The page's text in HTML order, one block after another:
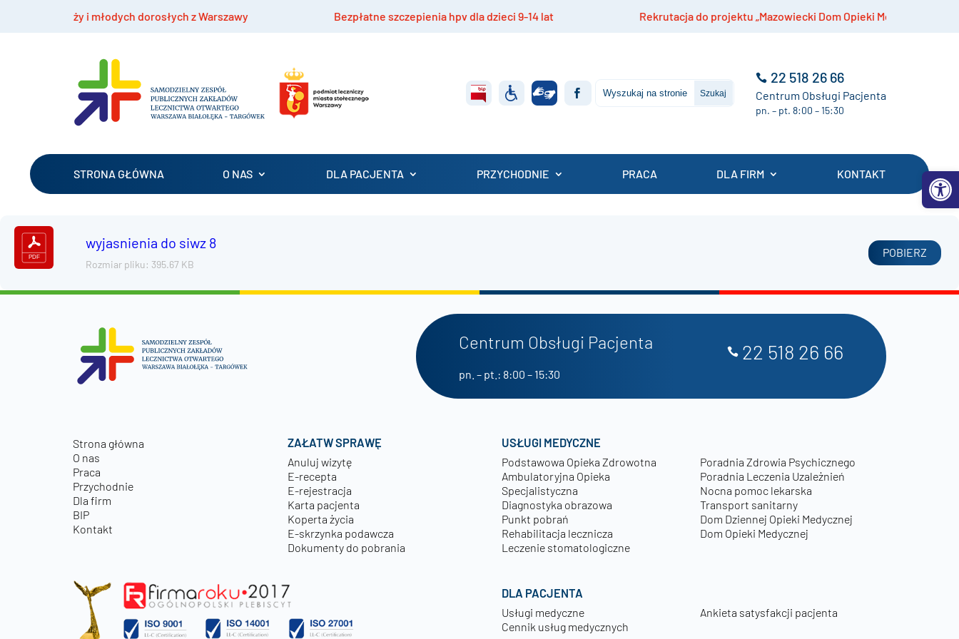
i młodych dorosłych z Warszawy Bezpłatne szczepienia hpv dla dzieci 9-14 lat Rekrutacja do projektu „Mazowiecki Dom Opieki Medycznej”
22 518 26 66
Centrum Obsługi Pacjenta
pn. – pt. 8:00 – 15:30
STRONA GŁÓWNA O NAS DLA PACJENTA PRZYCHODNIE PRACA DLA FIRM KONTAKT
wyjasnienia do siwz 8
Rozmiar pliku: 395.67 KB
POBIERZ
Centrum Obsługi Pacjenta
pn. – pt.: 8:00 – 15:30
22 518 26 66
Strona główna
O nas
Praca
Przychodnie
Dla firm
BIP
Kontakt
ZAŁATW SPRAWĘ
Anuluj wizytę
E-recepta
E-rejestracja
Karta pacjenta
Koperta życia
E-skrzynka podawcza
Dokumenty do pobrania
USŁUGI MEDYCZNE
Podstawowa Opieka Zdrowotna
Ambulatoryjna Opieka
Specjalistyczna
Diagnostyka obrazowa
Punkt pobrań
Rehabilitacja lecznicza
Leczenie stomatologiczne
Poradnia Zdrowia Psychicznego
Poradnia Leczenia Uzależnień
Nocna pomoc lekarska
Transport sanitarny
Dom Dziennej Opieki Medycznej
Dom Opieki Medycznej
DLA PACJENTA
Usługi medyczne
Cennik usług medycznych
Ankieta satysfakcji pacjenta